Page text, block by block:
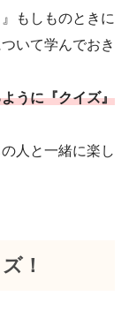
もしものときに
いて学んでおき
うに『クイズ』
人と一緒に楽し
！